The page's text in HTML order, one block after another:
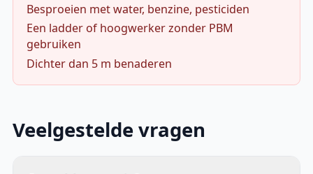
Besproeien met water, benzine, pesticiden
Een ladder of hoogwerker zonder PBM
gebruiken
Dichter dan 5 m benaderen
Veelgestelde vragen